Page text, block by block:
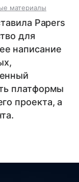
материалы
Papers
для
написание
платформы
проекта, а